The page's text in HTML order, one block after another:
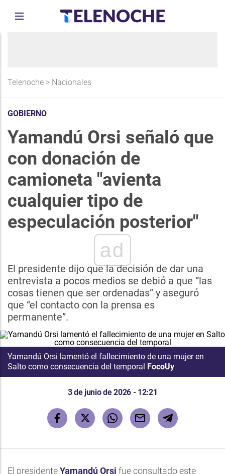
Telenoche > Nacionales
GOBIERNO
Yamandú Orsi señaló que
con donación de
camioneta "avienta
cualquier tipo de
especulación posterior"
ad
El presidente dijo que la decisión de dar una
entrevista a pocos medios se debió a que “las
cosas tienen que ser ordenadas” y aseguró
que “el contacto con la prensa es
permanente”.
Yamandú Orsi lamentó el fallecimiento de una mujer en
Salto como consecuencia del temporal FocoUy
3 de junio de 2026 - 12:21
El presidenteYamandú Orsi fue consultado este